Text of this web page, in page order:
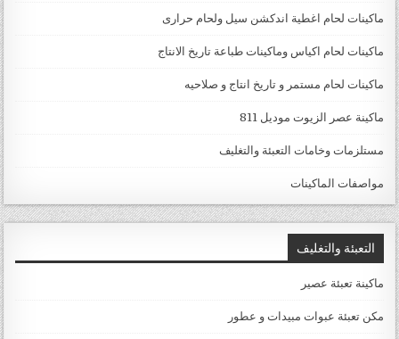
ماكينات لحام اغطية اندكشن سيل ولحام حرارى
ماكينات لحام اكياس وماكينات طباعة تاريخ الانتاج
ماكينات لحام مستمر و تاريخ انتاج و صلاحيه
ماكينة عصر الزيوت موديل 811
مستلزمات وخامات التعبئة والتغليف
مواصفات الماكينات
التعبئة والتغليف
ماكينة تعبئة عصير
مكن تعبئة عبوات مبيدات و عطور